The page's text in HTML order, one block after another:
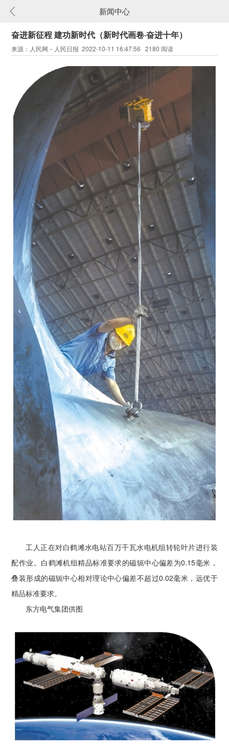
新闻中心
奋进新征程 建功新时代（新时代画卷·奋进十年）
来源：人民网－人民日报 2022-10-11 16:47:56 2180 阅读
工人正在对白鹤滩水电站百万千瓦水电机组转轮叶片进行装
配作业。白鹤滩机组精品标准要求的磁轭中心偏差为0.15毫米，
叠装形成的磁轭中心相对理论中心偏差不超过0.02毫米，远优于
精品标准要求。
东方电气集团供图